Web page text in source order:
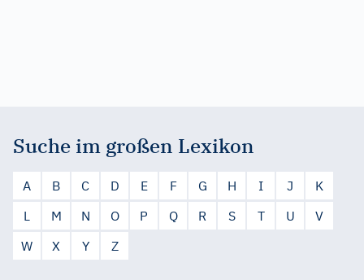
Suche im großen Lexikon
A B C D E F G H I J
K
L
M N O P Q R S T U
V
W
X Y Z